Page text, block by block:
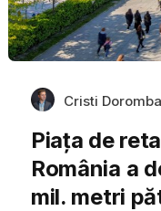
Cristi
Piața de
România a
mil. metri